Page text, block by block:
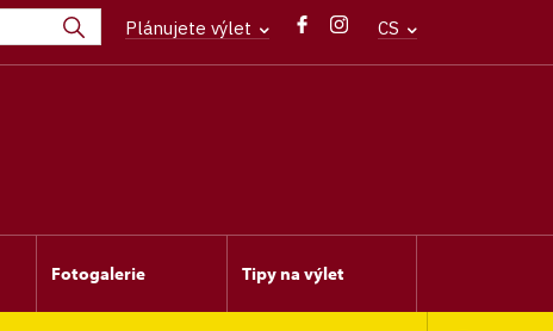
Plánujete výlet CS
Fotogalerie Tipy na výlet